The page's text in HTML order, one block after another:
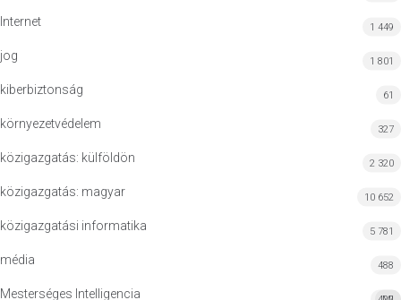
Internet 1 449
jog 1 801
kiberbiztonság 61
környezetvédelem 327
közigazgatás: külföldön 2 320
közigazgatás: magyar 10 652
közigazgatási informatika 5 781
média 488
Mesterséges Intelligencia